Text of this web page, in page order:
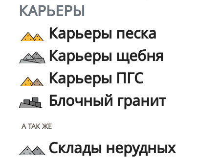
КАРЬЕРЫ
Карьеры песка
Карьеры щебня
Карьеры ПГС
Блочный гранит
А ТАК ЖЕ
Склады нерудных